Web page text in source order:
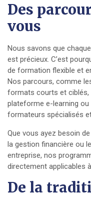
Des
vous
Nous savons que
est précieux. C’est
de formation flexible et
Nos parcours, comme
formats courts et ciblés,
plateforme e-learning ou
formateurs spécialisés
Que vous ayez besoin
la gestion financière ou
entreprise, nos
directement applicables
De la